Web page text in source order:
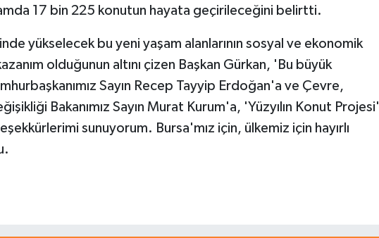
17 bin 225 konutun hayata geçirileceğini belirtti.
yükselecek bu yeni yaşam alanlarının sosyal ve ekonomik
olduğunun altını çizen Başkan Gürkan, 'Bu büyük
Sayın Recep Tayyip Erdoğan'a ve Çevre,
Bakanımız Sayın Murat Kurum'a, 'Yüzyılın Konut Projesi'
sunuyorum. Bursa'mız için, ülkemiz için hayırlı